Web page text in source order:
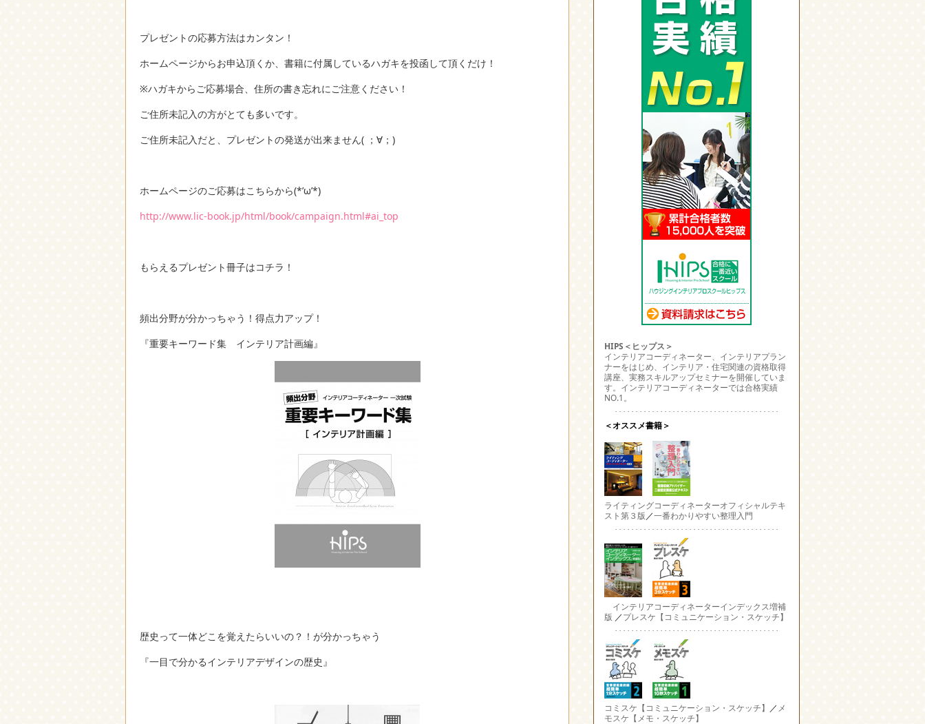
プレゼントの応募方法はカンタン！
ホームページからお申込頂くか、書籍に付属しているハガキを投函して頂くだけ！
※ハガキからご応募場合、住所の書き忘れにご注意ください！
ご住所未記入の方がとても多いです。
ご住所未記入だと、プレゼントの発送が出来ません( ；∀；)
ホームページのご応募はこちらから(*’ω’*)
http://www.lic-book.jp/html/book/campaign.html#ai_top
もらえるプレゼント冊子はコチラ！
頻出分野が分かっちゃう！得点力アップ！
『重要キーワード集 インテリア計画編』
歴史って一体どこを覚えたらいいの？！が分かっちゃう
『一目で分かるインテリアデザインの歴史』
HIPS＜ヒップス＞
インテリアコーディネーター、インテリアプラン
ナーをはじめ、インテリア・住宅関連の資格取得
講座、実務スキルアップセミナーを開催していま
す。インテリアコーディネーターでは合格実績
NO.1。
＜オススメ書籍＞
ライティングコーディネーターオフィシャルテキ
スト第３版 ／一番わかりやすい整理入門
インテリアコーディネーターインデックス増補
版 ／プレスケ【コミュニケーション・スケッチ】
コミスケ【コミュニケーション・スケッチ】 ／ メ
モスケ【メモ・スケッチ】